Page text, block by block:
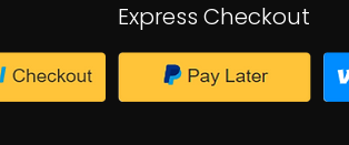
Express Checkout